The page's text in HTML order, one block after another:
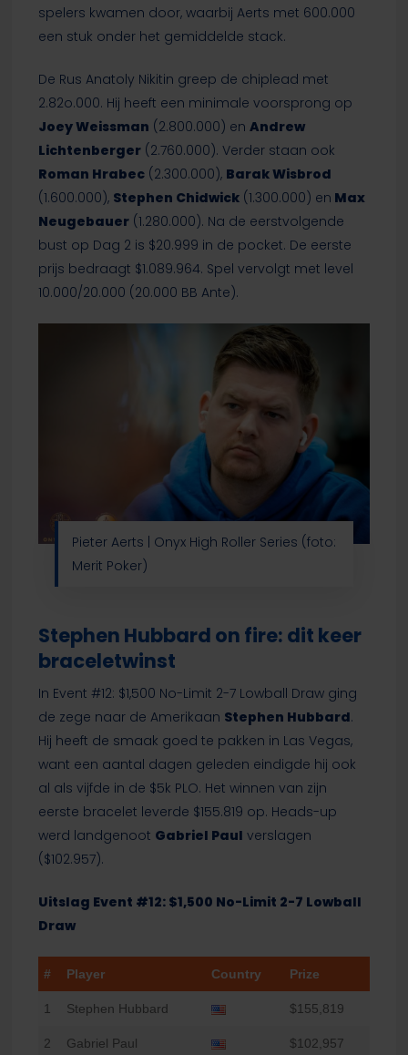
spelers kwamen door, waarbij Aerts met 600.000
een stuk onder het gemiddelde stack.
De Rus Anatoly Nikitin greep de chiplead met
2.82o.000. Hij heeft een minimale voorsprong op
Joey Weissman (2.800.000) en Andrew
Lichtenberger(2.760.000). Verder staan ook
Roman Hrabec(2.300.000), Barak Wisbrod
(1.600.000), Stephen Chidwick(1.300.000) en Max
Neugebauer(1.280.000). Na de eerstvolgende
bust op Dag 2 is $20.999 in de pocket. De eerste
prijs bedraagt $1.089.964. Spel vervolgt met level
10.000/20.000 (20.000 BB Ante).
Pieter Aerts | Onyx High Roller Series (foto:
Merit Poker)
Stephen Hubbard on fire: dit keer
braceletwinst
In Event #12: $1,500 No-Limit 2-7 Lowball Draw ging
de zege naar de Amerikaan Stephen Hubbard.
Hij heeft de smaak goed te pakken in Las Vegas,
want een aantal dagen geleden eindigde hij ook
al als vijfde in de $5k PLO. Het winnen van zijn
eerste bracelet leverde $155.819 op. Heads-up
werd landgenoot Gabriel Paul verslagen
($102.957).
Uitslag Event #12: $1,500 No-Limit 2-7 Lowball
Draw
# Player Country Prize
1 Stephen Hubbard $155,819
2 Gabriel Paul $102,957